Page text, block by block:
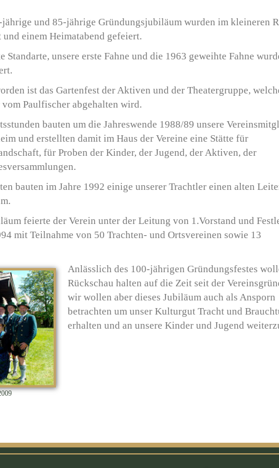
und 85-jährige Gründungsjubiläum wurden im kleineren
einem Heimatabend gefeiert.
Standarte, unsere erste Fahne und die 1963 geweihte Fahne
ist das Gartenfest der Aktiven und der Theatergruppe,
Paulfischer abgehalten wird.
bauten um die Jahreswende 1988/89 unsere
und erstellten damit im Haus der Vereine eine Stätte für
für Proben der Kinder, der Jugend, der Aktiven, der
bauten im Jahre 1992 einige unserer Trachtler einen alten
feierte der Verein unter der Leitung von 1.Vorstand und
mit Teilnahme von 50 Trachten- und Ortsvereinen sowie 13
Anlässlich des 100-jährigen Gründungsfestes
Rückschau halten auf die Zeit seit der
wir wollen aber dieses Jubiläum auch als Ansporn
betrachten um unser Kulturgut Tracht und
erhalten und an unsere Kinder und Jugend